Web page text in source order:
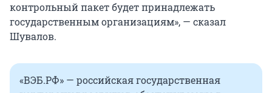
контрольный пакет будет принадлежать
государственным организациям», — сказал
Шувалов.
«ВЭБ.РФ» — российская государственная